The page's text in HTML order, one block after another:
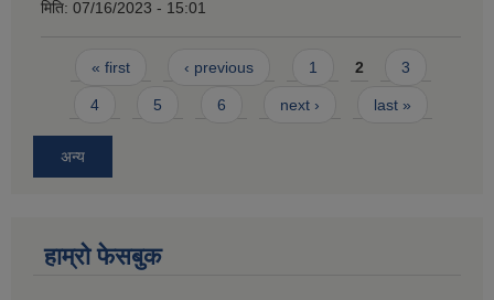
मिति: 07/16/2023 - 15:01
Pages
« first ‹ previous 1 2 3
4 5 6 next › last »
अन्य
हाम्राे फेसबुक